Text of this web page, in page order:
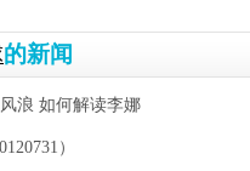
的新闻
浪 如何解读李娜
）